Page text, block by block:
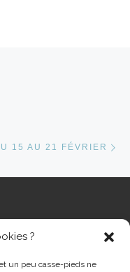
?
un peu casse-pieds ne
15 AU 21 FÉVRIER